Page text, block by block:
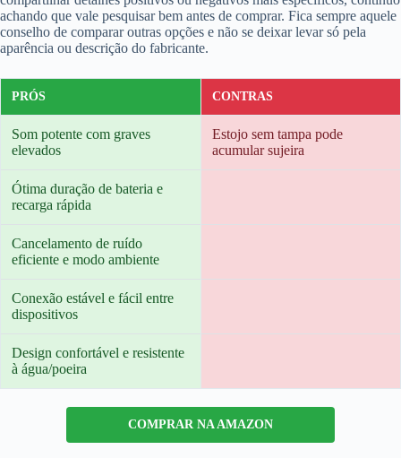
achando que vale pesquisar bem antes de comprar. Fica sempre aquele
conselho de comparar outras opções e não se deixar levar só pela
aparência ou descrição do fabricante.
PRÓS CONTRAS
Som potente com graves
elevados
Estojo sem tampa pode
acumular sujeira
Ótima duração de bateria e
recarga rápida
Cancelamento de ruído
eficiente e modo ambiente
Conexão estável e fácil entre
dispositivos
Design confortável e resistente
à água/poeira
COMPRAR NA AMAZON